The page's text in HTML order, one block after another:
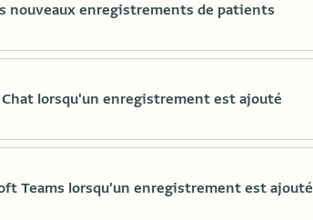
nouveaux enregistrements de patients
Chat lorsqu'un enregistrement est ajouté
Teams lorsqu'un enregistrement est ajouté